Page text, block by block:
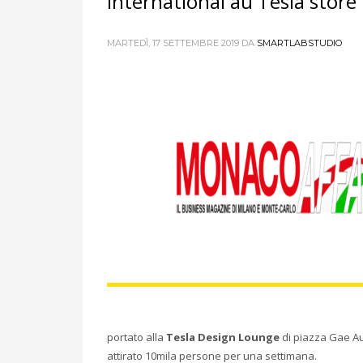
MARTEDÌ, 17 SETTEMBRE 2019 DA SMARTLABSTUDIO
portato alla Tesla Design Lounge di piazza Gae
attirato 10mila persone per una settimana.